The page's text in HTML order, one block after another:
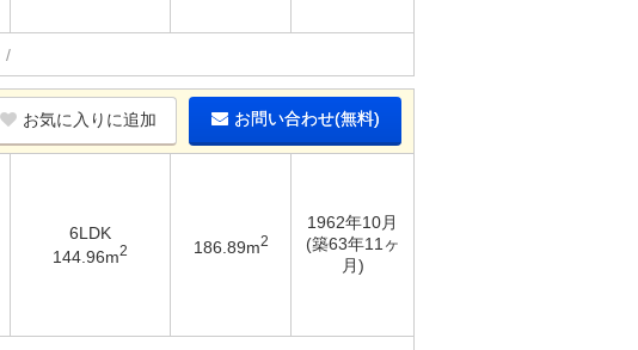
お気に入りに追加 お問い合わせ(無料)
6LDK
144.96m2 186.89m2
1962年10月
(築63年11ヶ
月)